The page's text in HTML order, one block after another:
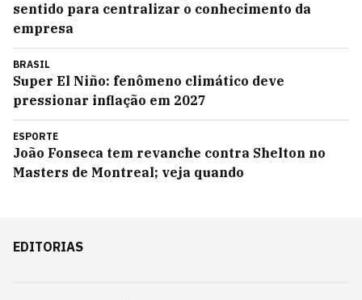
sentido para centralizar o conhecimento da
empresa
BRASIL
Super El Niño: fenômeno climático deve
pressionar inflação em 2027
ESPORTE
João Fonseca tem revanche contra Shelton no
Masters de Montreal; veja quando
EDITORIAS